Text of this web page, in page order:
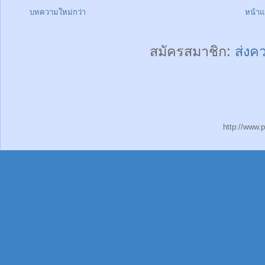
บทความใหม่กว่า หน้า
สมัครสมาชิก: ส่งค
http://